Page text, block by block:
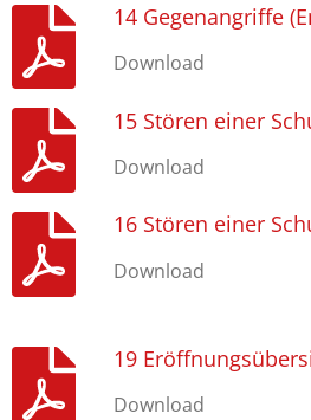
14 Gegenangriffe
Download
15 Stören einer
Download
16 Stören einer
Download
19
Download